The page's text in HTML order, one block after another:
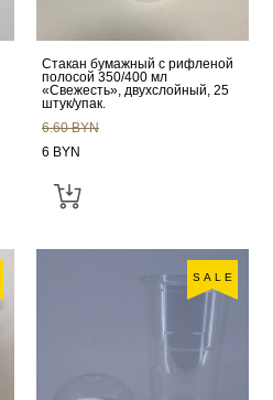
Стакан бумажный c рифленой
полосой 350/400 мл
«Свежесть», двухслойный, 25
штук/упак.
6.60 BYN
6 BYN
SALE